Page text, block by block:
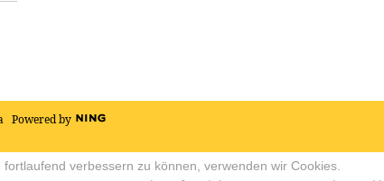
Powered by
verbessern zu können, verwenden wir Cookies.